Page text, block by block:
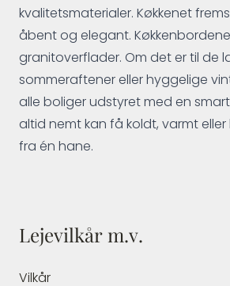
kvalitetsmaterialer. Køkkenet
åbent og elegant.
granitoverflader. Om det er til de
sommeraftener eller hyggelige
alle boliger udstyret med en
altid nemt kan få koldt, varmt
fra én hane.
Lejevilkår m.v.
Vilkår